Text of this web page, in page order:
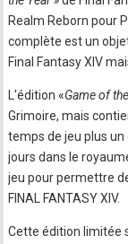
Realm Reborn pour
complète est un
Final Fantasy XIV
L'édition «Game of
Grimoire, mais
temps de jeu plus
jours dans le
jeu pour permettre
FINAL FANTASY XIV.
Cette édition limitée